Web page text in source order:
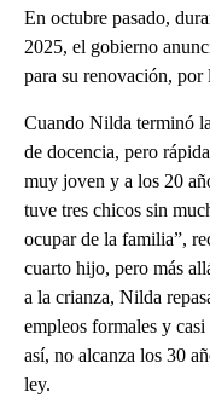
En octubre pasado,
2025, el gobierno
para su renovación,
Cuando Nilda terminó
de docencia, pero
muy joven y a los 20
tuve tres chicos sin
ocupar de la familia”,
cuarto hijo, pero más
a la crianza, Nilda
empleos formales y
así, no alcanza los 30
ley.